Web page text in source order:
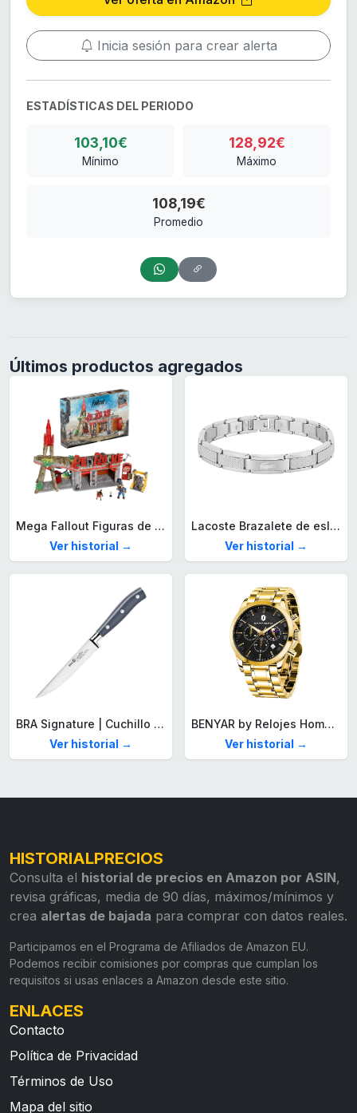
Inicia sesión para crear alerta
ESTADÍSTICAS DEL PERIODO
103,10€
Mínimo
128,92€
Máximo
108,19€
Promedio
Últimos productos agregados
Mega Fallout Figuras de acción y Juguetes de construcción, Parada de Camiones Red Rocket con 824 Piezas, 2 Personajes articulados y Accesorios, para coleccionistas, HXT00
Ver historial →
Lacoste Brazalete de eslabón para Hombre Colección STENCIL de Acero inoxidable
Ver historial →
BRA Signature | Cuchillo tomatero 120 mm, Acero Inoxidable alemán forjado con Molibdeno Vanadio, Mango Remachado ABS, Diseño Ergonómico, Hoja 1,6 mm espesor
Ver historial →
BENYAR by Relojes Hombre Analógico Cuarzo Cronografo Impermeable Luminoso Fecha Moda Casual Reloj de Pulsera Elegante Regalo para Hombre
Ver historial →
HISTORIALPRECIOS
Consulta el historial de precios en Amazon por ASIN,
revisa gráficas, media de 90 días, máximos/mínimos y
crea alertas de bajada para comprar con datos reales.
Participamos en el Programa de Afiliados de Amazon EU.
Podemos recibir comisiones por compras que cumplan los
requisitos si usas enlaces a Amazon desde este sitio.
ENLACES
Contacto
Política de Privacidad
Términos de Uso
Mapa del sitio